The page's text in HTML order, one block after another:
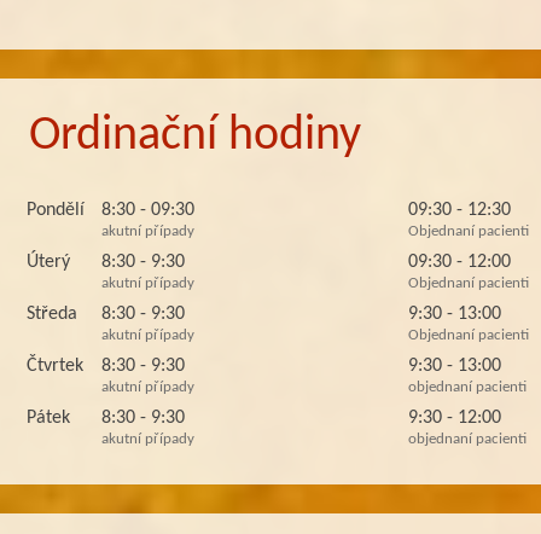
Ordinační hodiny
Pondělí 8:30 - 09:30
akutní případy
09:30 - 12:30
Objednaní pacienti
Úterý 8:30 - 9:30
akutní případy
09:30 - 12:00
Objednaní pacienti
Středa 8:30 - 9:30
akutní případy
9:30 - 13:00
Objednaní pacienti
Čtvrtek 8:30 - 9:30
akutní případy
9:30 - 13:00
objednaní pacienti
Pátek 8:30 - 9:30
akutní případy
9:30 - 12:00
objednaní pacienti